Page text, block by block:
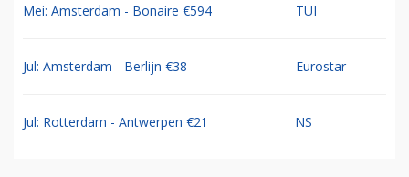
Mei: Amsterdam - Bonaire €594 TUI
Jul: Amsterdam - Berlijn €38 Eurostar
Jul: Rotterdam - Antwerpen €21 NS